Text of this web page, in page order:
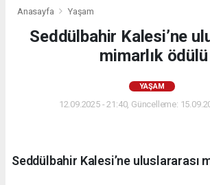
Anasayfa Yaşam
Seddülbahir Kalesi’ne
mimarlık ödülü
YAŞAM
12.09.2025 - 21:40, Güncelleme:
Seddülbahir Kalesi’ne uluslararası